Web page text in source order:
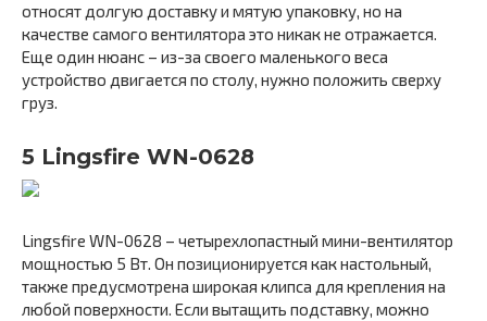
относят долгую доставку и мятую упаковку, но на
качестве самого вентилятора это никак не отражается.
Еще один нюанс – из-за своего маленького веса
устройство двигается по столу, нужно положить сверху
груз.
5 Lingsfire WN-0628
Lingsfire WN-0628 – четырехлопастный мини-вентилятор
мощностью 5 Вт. Он позиционируется как настольный,
также предусмотрена широкая клипса для крепления на
любой поверхности. Если вытащить подставку, можно